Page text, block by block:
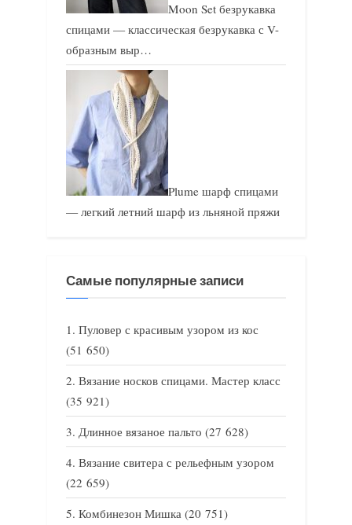
Moon Set безрукавка
спицами — классическая безрукавка с V-
образным выр…
Plume шарф спицами
— легкий летний шарф из льняной пряжи
Самые популярные записи
Пуловер с красивым узором из кос
(51 650)
Вязание носков спицами. Мастер класс
(35 921)
Длинное вязаное пальто (27 628)
Вязание свитера с рельефным узором
(22 659)
Комбинезон Мишка (20 751)